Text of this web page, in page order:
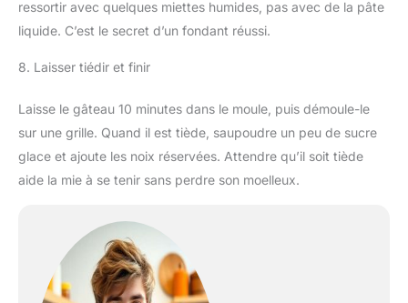
ressortir avec quelques miettes humides, pas avec de la pâte
liquide. C’est le secret d’un fondant réussi.
8. Laisser tiédir et finir
Laisse le gâteau 10 minutes dans le moule, puis démoule-le
sur une grille. Quand il est tiède, saupoudre un peu de sucre
glace et ajoute les noix réservées. Attendre qu’il soit tiède
aide la mie à se tenir sans perdre son moelleux.